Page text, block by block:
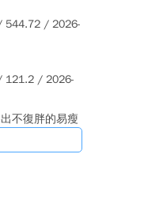
544.72 / 2026-
121.2 / 2026-
不復胖的易瘦
/